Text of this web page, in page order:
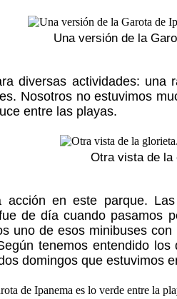
Una versión de la
diversas actividades:
Nosotros no estuvimos
entre las playas.
Otra vista de la
en este parque.
de día cuando pasamos
uno de esos minibuses
tenemos entendido
domingos que estuvimos